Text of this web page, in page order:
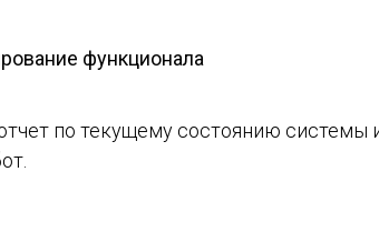
функционала
по текущему состоянию системы